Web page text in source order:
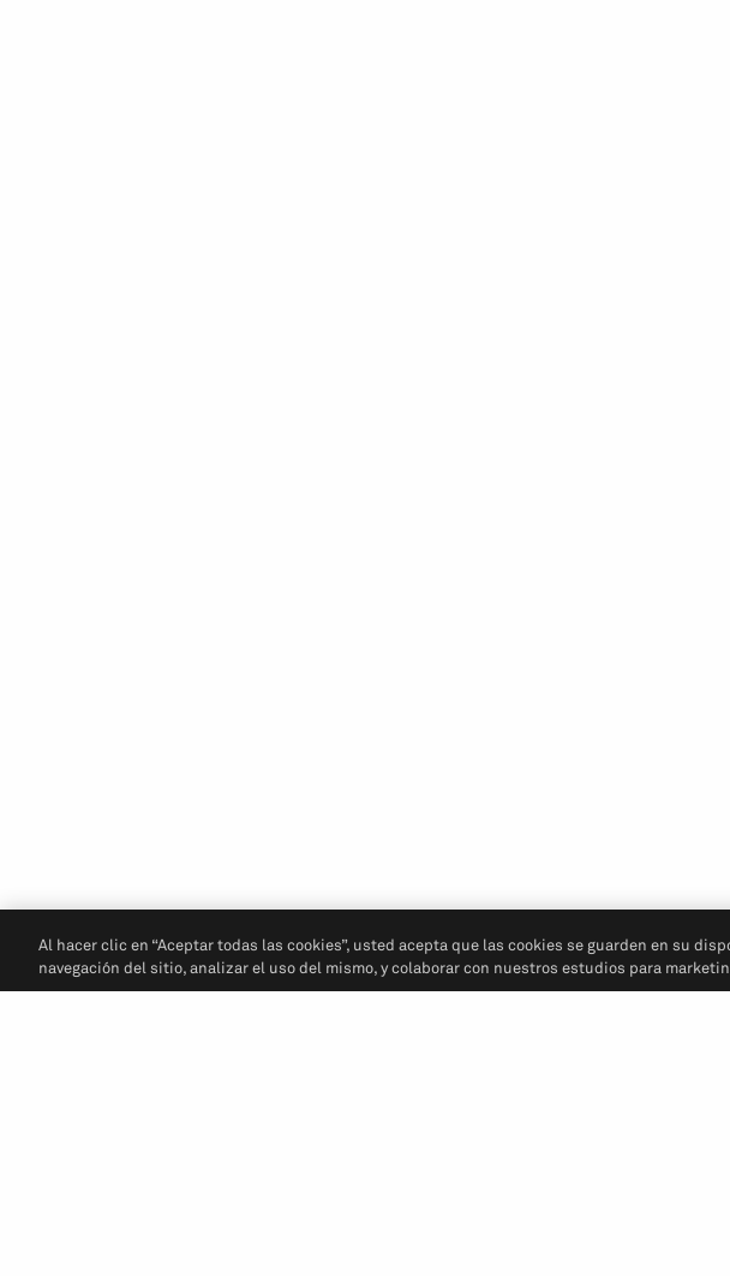
Al hacer clic en “Aceptar todas las cookies”, usted acepta que las cookies se guarden en su
navegación del sitio, analizar el uso del mismo, y colaborar con nuestros estudios para